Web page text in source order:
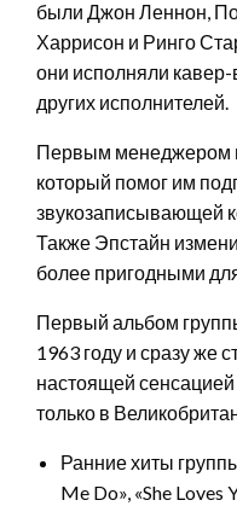
были Джон Леннон,
Харрисон и Ринго
они исполняли
других исполнителей.
Первым менеджером
который помог им
звукозаписывающей
Также Эпстайн
более пригодными
Первый альбом
1963 году и сразу же
настоящей
только в
Ранние хиты
Me Do», «She Loves